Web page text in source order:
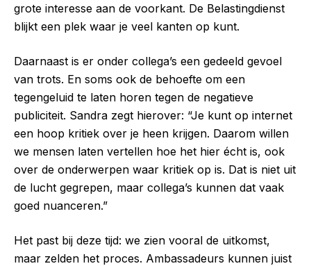
grote interesse aan de voorkant. De Belastingdienst
blijkt een plek waar je veel kanten op kunt.
Daarnaast is er onder collega’s een gedeeld gevoel
van trots. En soms ook de behoefte om een
tegengeluid te laten horen tegen de negatieve
publiciteit. Sandra zegt hierover: “Je kunt op internet
een hoop kritiek over je heen krijgen. Daarom willen
we mensen laten vertellen hoe het hier écht is, ook
over de onderwerpen waar kritiek op is. Dat is niet uit
de lucht gegrepen, maar collega’s kunnen dat vaak
goed nuanceren.”
Het past bij deze tijd: we zien vooral de uitkomst,
maar zelden het proces. Ambassadeurs kunnen juist